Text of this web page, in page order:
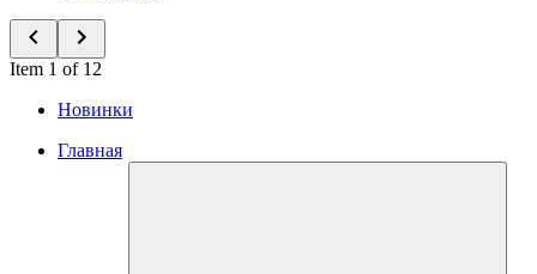
Item 1 of 12
Новинки
Главная